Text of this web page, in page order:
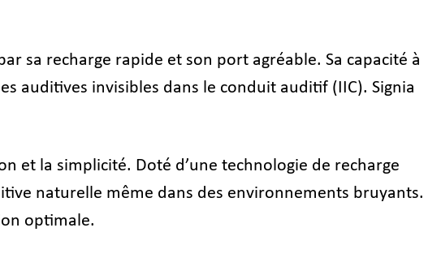
sa recharge rapide et son port agréable. Sa capacité à
auditives invisibles dans le conduit auditif (IIC). Signia
et la simplicité. Doté d’une technologie de recharge
naturelle même dans des environnements bruyants.
optimale.